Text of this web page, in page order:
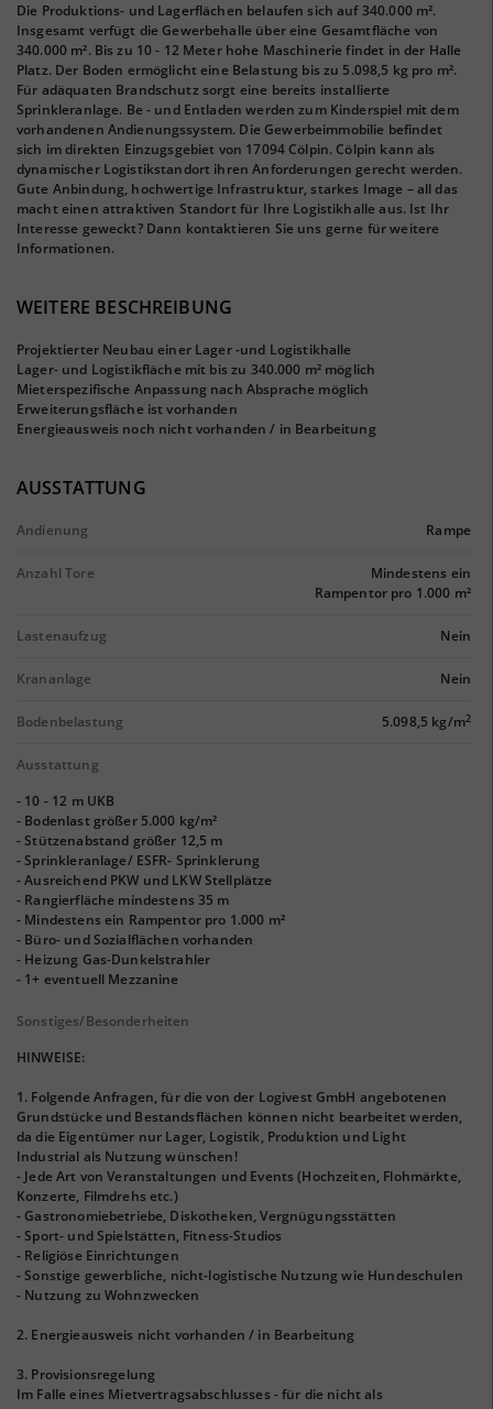
Die Produktions- und Lagerflächen belaufen sich auf 340.000 m².
Insgesamt verfügt die Gewerbehalle über eine Gesamtfläche von
340.000 m². Bis zu 10 - 12 Meter hohe Maschinerie findet in der Halle
Platz. Der Boden ermöglicht eine Belastung bis zu 5.098,5 kg pro m².
Für adäquaten Brandschutz sorgt eine bereits installierte
Sprinkleranlage. Be - und Entladen werden zum Kinderspiel mit dem
vorhandenen Andienungssystem. Die Gewerbeimmobilie befindet
sich im direkten Einzugsgebiet von 17094 Cölpin. Cölpin kann als
dynamischer Logistikstandort ihren Anforderungen gerecht werden.
Gute Anbindung, hochwertige Infrastruktur, starkes Image – all das
macht einen attraktiven Standort für Ihre Logistikhalle aus. Ist Ihr
Interesse geweckt? Dann kontaktieren Sie uns gerne für weitere
Informationen.
WEITERE BESCHREIBUNG
Projektierter Neubau einer Lager -und Logistikhalle
Lager- und Logistikfläche mit bis zu 340.000 m² möglich
Mieterspezifische Anpassung nach Absprache möglich
Erweiterungsfläche ist vorhanden
Energieausweis noch nicht vorhanden / in Bearbeitung
AUSSTATTUNG
Andienung Rampe
Anzahl Tore
Mindestens ein
Rampentor pro 1.000 m²
Lastenaufzug Nein
Krananlage Nein
Bodenbelastung 5.098,5 kg/m2
Ausstattung
- 10 - 12 m UKB
- Bodenlast größer 5.000 kg/m²
- Stützenabstand größer 12,5 m
- Sprinkleranlage/ ESFR- Sprinklerung
- Ausreichend PKW und LKW Stellplätze
- Rangierfläche mindestens 35 m
- Mindestens ein Rampentor pro 1.000 m²
- Büro- und Sozialflächen vorhanden
- Heizung Gas-Dunkelstrahler
- 1+ eventuell Mezzanine
Sonstiges/Besonderheiten
HINWEISE:
1. Folgende Anfragen, für die von der Logivest GmbH angebotenen
Grundstücke und Bestandsflächen können nicht bearbeitet werden,
da die Eigentümer nur Lager, Logistik, Produktion und Light
Industrial als Nutzung wünschen!
- Jede Art von Veranstaltungen und Events (Hochzeiten, Flohmärkte,
Konzerte, Filmdrehs etc.)
- Gastronomiebetriebe, Diskotheken, Vergnügungsstätten
- Sport- und Spielstätten, Fitness-Studios
- Religiöse Einrichtungen
- Sonstige gewerbliche, nicht-logistische Nutzung wie Hundeschulen
- Nutzung zu Wohnzwecken
2. Energieausweis nicht vorhanden / in Bearbeitung
3. Provisionsregelung
Im Falle eines Mietvertragsabschlusses - für die nicht als